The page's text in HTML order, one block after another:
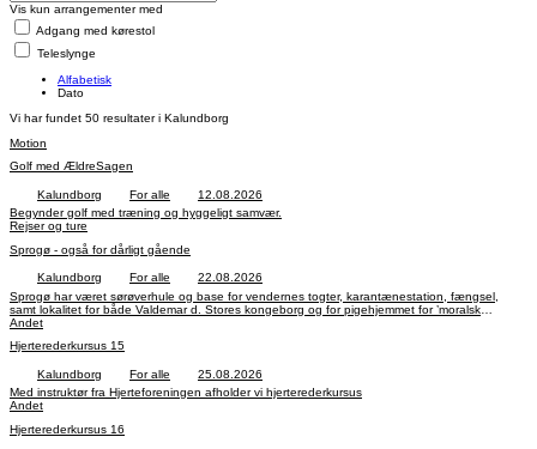
Vis kun arrangementer med
Adgang med kørestol
Teleslynge
Alfabetisk
Dato
Vi har fundet 50 resultater i Kalundborg
Motion
Golf med ÆldreSagen
Kalundborg For alle
12.08.2026
Begynder golf med træning og hyggeligt samvær.
Rejser og ture
Sprogø - også for dårligt gående
Kalundborg For alle
22.08.2026
Sprogø har været sørøverhule og base for vendernes togter, karantænestation, fængsel,
samt lokalitet for både Valdemar d. Stores kongeborg og for pigehjemmet for ’moralsk
defekte’ kvinder. Middag på Skipperkroen.
Andet
Hjerterederkursus 15
Kalundborg For alle
25.08.2026
Med instruktør fra Hjerteforeningen afholder vi hjerterederkursus
Andet
Hjerterederkursus 16